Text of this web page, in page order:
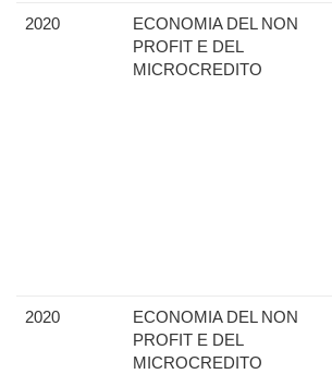
2020
ECONOMIA DEL NON
PROFIT E DEL
MICROCREDITO
2020
ECONOMIA DEL NON
PROFIT E DEL
MICROCREDITO